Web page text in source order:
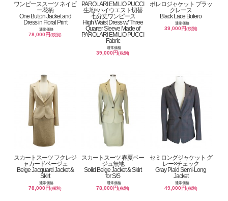
ワンピーススーツ ネイビ
ー花柄
One Button Jacket and
Dress in Floral Print
通常価格
78,000円(税別)
PAROLARI EMILIO PUCCI
生地×ハイウエスト切替
七分丈ワンピース
High Waist Dress w/ Three
Quarter Sleeve Made of
PAROLARI EMILIO PUCCI
Fabric
通常価格
39,000円(税別)
ボレロジャケット ブラッ
クレース
Black Lace Bolero
通常価格
39,000円 (税別)
スカートスーツ フクレジ
ャカードベージュ
Beige Jacquard Jacket &
Skirt
通常価格
78,000円(税別)
スカートスーツ 春夏ベー
ジュ無地
Solid Beige Jacket & Skirt
for S/S
通常価格
78,000円(税別)
セミロングジャケット グ
レー×チェック
Gray Plaid Semi-Long
Jacket
通常価格
49,000円 (税別)